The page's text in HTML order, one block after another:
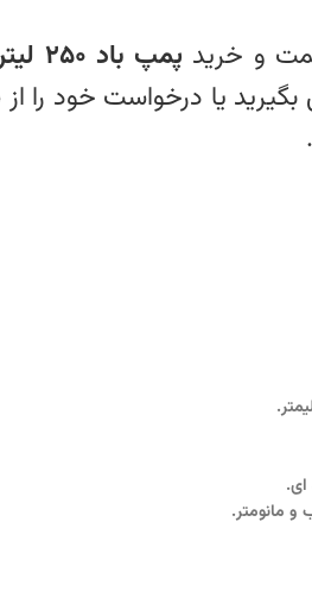
و خرید پمپ باد ۲۵۰ لیتری مفیدی
یا درخواست خود را
ای.
مانومتر.